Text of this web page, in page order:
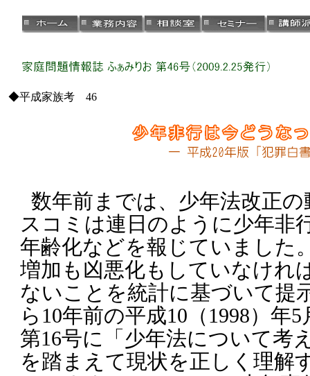
◆平成家族考 46
数年前までは、少年法改正
スコミは連日のように少年非
年齢化などを報じていました
増加も凶悪化もしていなけれ
ないことを統計に基づいて提
ら10年前の平成10（1998）年
第16号に「少年法について考
を踏まえて現状を正しく理解